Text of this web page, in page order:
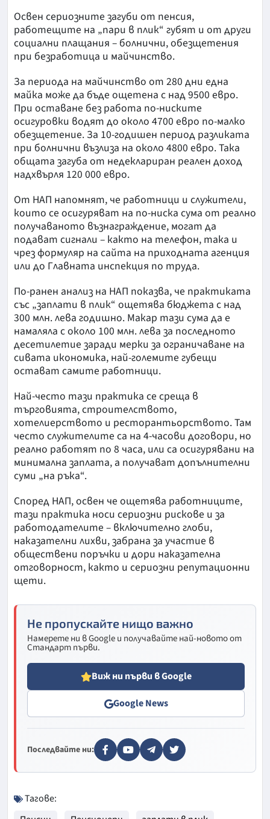
Освен сериозните загуби от пенсия,
работещите на „пари в плик“ губят и от други
социални плащания – болнични, обезщетения
при безработица и майчинство.
За периода на майчинство от 280 дни една
майка може да бъде ощетена с над 9500 евро.
При оставане без работа по-ниските
осигуровки водят до около 4700 евро по-малко
обезщетение. За 10-годишен период разликата
при болнични възлиза на около 4800 евро. Така
общата загуба от недеклариран реален доход
надхвърля 120 000 евро.
От НАП напомнят, че работници и служители,
които се осигуряват на по-ниска сума от реално
получаваното възнаграждение, могат да
подават сигнали – както на телефон, така и
чрез формуляр на сайта на приходната агенция
или до Главната инспекция по труда.
По-ранен анализ на НАП показва, че практиката
със „заплати в плик“ ощетява бюджета с над
300 млн. лева годишно. Макар тази сума да е
намаляла с около 100 млн. лева за последното
десетилетие заради мерки за ограничаване на
сивата икономика, най-големите губещи
остават самите работници.
Най-често тази практика се среща в
търговията, строителството,
хотелиерството и ресторантьорството. Там
често служителите са на 4-часови договори, но
реално работят по 8 часа, или са осигурявани на
минимална заплата, а получават допълнителни
суми „на ръка“.
Според НАП, освен че ощетява работниците,
тази практика носи сериозни рискове и за
работодателите – включително глоби,
наказателни лихви, забрана за участие в
обществени поръчки и дори наказателна
отговорност, както и сериозни репутационни
щети.
Не пропускайте нищо важно
Намерете ни в Google и получавайте най-новото от
Стандарт първи.
Виж ни първи в Google
Google News
Последвайте ни:
Тагове: